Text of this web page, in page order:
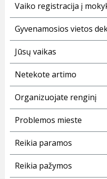
Vaiko registracija į
Gyvenamosios vietos
Jūsų vaikas
Netekote artimo
Organizuojate renginį
Problemos mieste
Reikia paramos
Reikia pažymos